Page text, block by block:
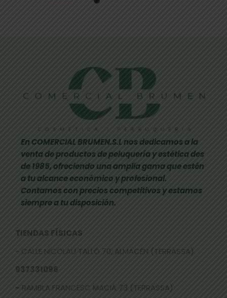
En COMERCIAL BRUMEN.S.L nos dedicamos a la
venta de productos de peluquería y estética des
de 1985, ofreciendo una amplia gama que estén
a tu alcance económico y profesional.
Contamos con precios competitivos y estamos
siempre a tu disposición.
TIENDAS FÍSICAS
- CALLE NICOLAU TALLÓ 70, ALMACÉN (TERRASSA)
937331096
- RAMBLA FRANCESC MACIÀ 73 (TERRASSA)